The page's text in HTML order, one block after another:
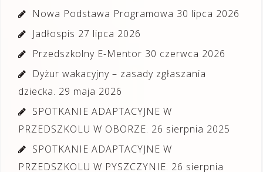
Nowa Podstawa Programowa 30 lipca 2026
Jadłospis 27 lipca 2026
Przedszkolny E-Mentor 30 czerwca 2026
Dyżur wakacyjny – zasady zgłaszania
dziecka. 29 maja 2026
SPOTKANIE ADAPTACYJNE W
PRZEDSZKOLU W OBORZE. 26 sierpnia 2025
SPOTKANIE ADAPTACYJNE W
PRZEDSZKOLU W PYSZCZYNIE. 26 sierpnia